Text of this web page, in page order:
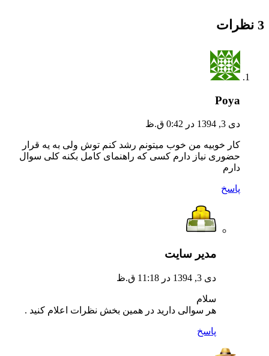
3 نظرات
Poya
دی 3, 1394 در 0:42 ق.ظ
کار خوبیه من خوب میتونم رشد کنم توش ولی به یه قرار
حضوری نیاز دارم کسی که راهنمای کامل بکنه کلی سوال
دارم
پاسخ
مدیر سایت
دی 3, 1394 در 11:18 ق.ظ
سلام
هر سوالی دارید در همین بخش نظرات اعلام کنید .
پاسخ